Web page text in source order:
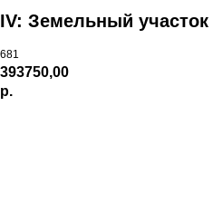
IV: Земельный
681
393750,00
р.